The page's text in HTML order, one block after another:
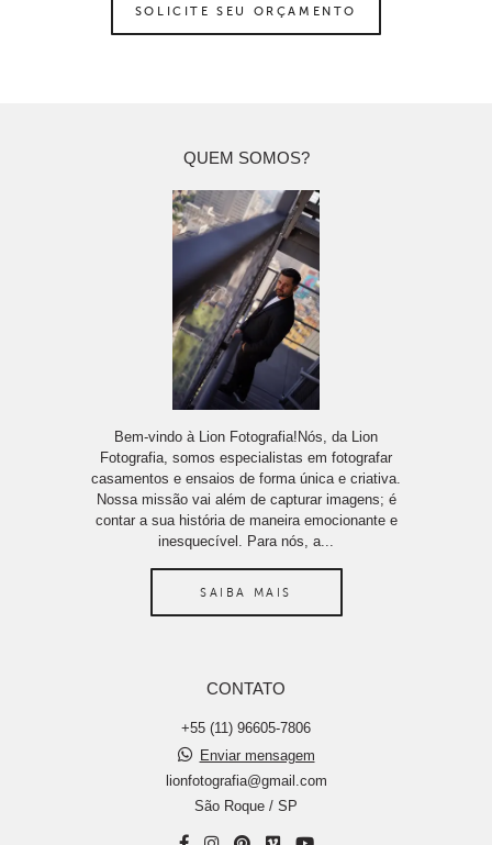
SOLICITE SEU ORÇAMENTO
QUEM SOMOS?
Bem-vindo à Lion Fotografia!Nós, da Lion
Fotografia, somos especialistas em fotografar
casamentos e ensaios de forma única e criativa.
Nossa missão vai além de capturar imagens; é
contar a sua história de maneira emocionante e
inesquecível. Para nós, a...
SAIBA MAIS
CONTATO
+55 (11) 96605-7806
Enviar mensagem
lionfotografia@gmail.com
São Roque / SP